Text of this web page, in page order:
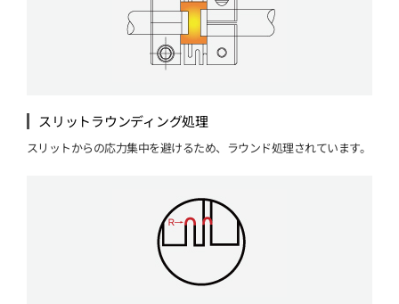
スリットラウンディング処理
スリットからの応力集中を避けるため、ラウンド処理されています。